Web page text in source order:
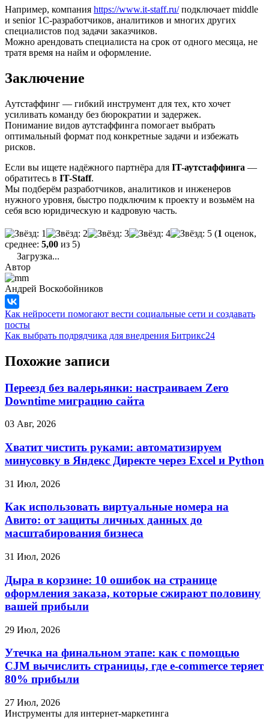
Например, компания https://www.it-staff.ru/подключает middle
и senior 1С-разработчиков, аналитиков и многих других
специалистов под задачи заказчиков.
Можно арендовать специалиста на срок от одного месяца, не
тратя время на найм и оформление.
Заключение
Аутстаффинг — гибкий инструмент для тех, кто хочет
усиливать команду без бюрократии и задержек.
Понимание видов аутстаффинга помогает выбрать
оптимальный формат под конкретные задачи и избежать
рисков.
Если вы ищете надёжного партнёра для IT-аутстаффинга —
обратитесь в IT-Staff.
Мы подберём разработчиков, аналитиков и инженеров
нужного уровня, быстро подключим к проекту и возьмём на
себя всю юридическую и кадровую часть.
(1 оценок,
среднее: 5,00 из 5)
Загрузка...
Автор
Андрей Воскобойников
Как нейросети помогают вести социальные сети и создавать
посты
Как выбрать подрядчика для внедрения Битрикс24
Похожие записи
Переезд без валерьянки: настраиваем Zero
Downtime миграцию сайта
03 Авг, 2026
Хватит чистить руками: автоматизируем
минусовку в Яндекс Директе через Excel и Python
31 Июл, 2026
Как использовать виртуальные номера на
Авито: от защиты личных данных до
масштабирования бизнеса
31 Июл, 2026
Дыра в корзине: 10 ошибок на странице
оформления заказа, которые сжирают половину
вашей прибыли
29 Июл, 2026
Утечка на финальном этапе: как с помощью
CJM вычислить страницы, где e-commerce теряет
80% прибыли
27 Июл, 2026
Инструменты для интернет-маркетинга